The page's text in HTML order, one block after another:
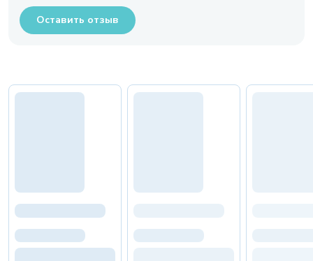
Оставить отзыв